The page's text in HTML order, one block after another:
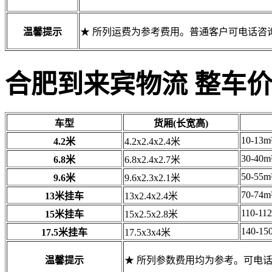
温馨提示 ★ 所列运费为参考费用。普通客户可电话咨
合肥到来宾物流 整车
车型
货厢(长宽高)
4.2米
4.2x2.4x2.4米
10-
6.8米
6.8x2.4x2.7米
30-
9.6米
9.6x2.3x2.1米
50-
13米挂车
13x2.4x2.4米
70-
15米挂车
15x2.5x2.8米
110-
17.5米挂车
17.5x3x4米 140-
温馨提示 ★ 所列参数费用均为参考。可电